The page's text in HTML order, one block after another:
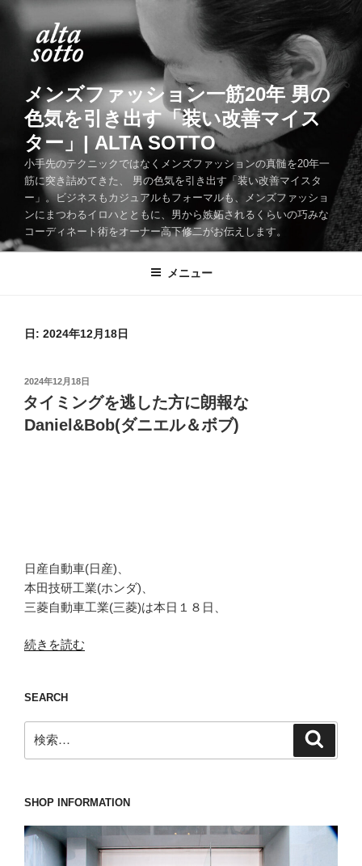
メンズファッション一筋20年 男の
色気を引き出す「装い改善マイス
ター」| ALTA SOTTO
小手先のテクニックではなくメンズファッションの真髄を20年一
筋に突き詰めてきた、 男の色気を引き出す「装い改善マイスタ
ー」。ビジネスもカジュアルもフォーマルも、メンズファッショ
ンにまつわるイロハとともに、男から嫉妬されるくらいの巧みな
コーディネート術をオーナー高下修二がお伝えします。
メニュー
日: 2024年12月18日
投
稿
日:
2024年12月18日
タイミングを逃した方に朗報な
Daniel&Bob(ダニエル＆ボブ)
日産自動車(日産)、
本田技研工業(ホンダ)、
三菱自動車工業(三菱)は本日１８日、
“タ
ン
グ
を
逃
た
に
続きを読む
SEARCH
索:
SHOP INFORMATION